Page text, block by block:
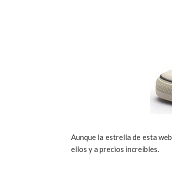
Aunque la estrella de esta web
ellos y a precios increíbles.